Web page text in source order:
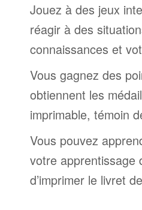
Jouez à des jeux
réagir à des
connaissances et
Vous gagnez des
obtiennent les
imprimable, témoin
Vous pouvez
votre apprentissage
d’imprimer le livret